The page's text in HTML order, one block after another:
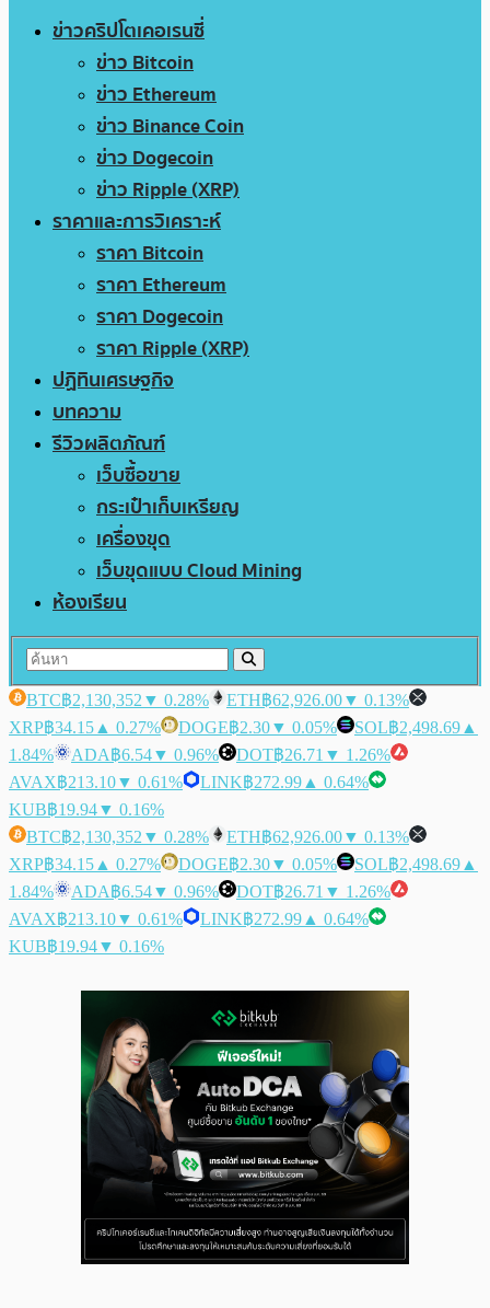
ข่าวคริปโตเคอเรนซี่
ข่าว Bitcoin
ข่าว Ethereum
ข่าว Binance Coin
ข่าว Dogecoin
ข่าว Ripple (XRP)
ราคาและการวิเคราะห์
ราคา Bitcoin
ราคา Ethereum
ราคา Dogecoin
ราคา Ripple (XRP)
ปฏิทินเศรษฐกิจ
บทความ
รีวิวผลิตภัณฑ์
เว็บซื้อขาย
กระเป๋าเก็บเหรียญ
เครื่องขุด
เว็บขุดแบบ Cloud Mining
ห้องเรียน
BTC฿2,130,352 ▼ 0.28% ETH฿62,926.00▼ 0.13%
XRP฿34.15 ▲ 0.27% DOGE฿2.30▼ 0.05% SOL฿2,498.69 ▲
1.84%
ADA฿6.54▼ 0.96% DOT฿26.71 ▼ 1.26%
AVAX฿213.10▼ 0.61% LINK฿272.99 ▲ 0.64%
KUB฿19.94▼ 0.16%
BTC฿2,130,352 ▼ 0.28% ETH฿62,926.00▼ 0.13%
XRP฿34.15 ▲ 0.27% DOGE฿2.30▼ 0.05% SOL฿2,498.69 ▲
1.84%
ADA฿6.54▼ 0.96% DOT฿26.71 ▼ 1.26%
AVAX฿213.10▼ 0.61% LINK฿272.99 ▲ 0.64%
KUB฿19.94▼ 0.16%